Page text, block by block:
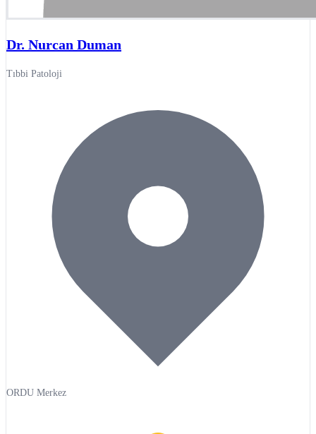
Dr. Nurcan Duman
Tıbbi Patoloji
ORDU Merkez